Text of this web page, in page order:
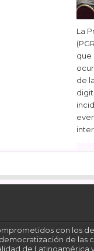
La
que
de
con los
de las
de Latinoamérica